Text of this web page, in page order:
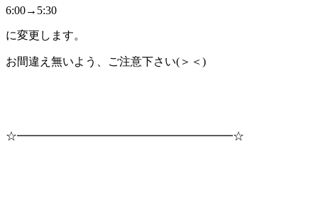
6:00→5:30
に変更します。
お間違え無いよう、ご注意下さい(＞＜)
☆━━━━━━━━━━━━━━━━━━━☆